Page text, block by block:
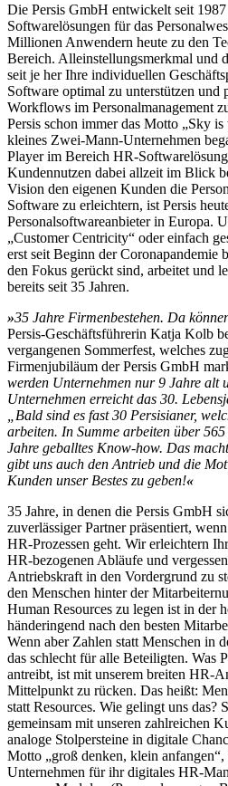
Die Persis GmbH entwickelt seit
Softwarelösungen für das
Millionen Anwendern heute zu den
Bereich. Alleinstellungsmerkmal und
seit je her Ihre individuellen
Software optimal zu unterstützen und
Workflows im Personalmanagement
Persis schon immer das Motto „Sky
kleines Zwei-Mann-Unternehmen
Player im Bereich HR-
Kundennutzen dabei allzeit im Blick
Vision den eigenen Kunden die
Software zu erleichtern, ist Persis
Personalsoftwareanbieter in Europa.
„Customer Centricity“ oder einfach
erst seit Beginn der Coronapandemie
den Fokus gerückt sind, arbeitet und
bereits seit 35 Jahren.
»35 Jahre Firmenbestehen. Da
Persis-Geschäftsführerin Katja Kolb
vergangenen Sommerfest, welches
Firmenjubiläum der Persis GmbH
werden Unternehmen nur 9 Jahre alt
Unternehmen erreicht das 30.
„Bald sind es fast 30 Persisianer,
arbeiten. In Summe arbeiten über
Jahre geballtes Know-how. Das
gibt uns auch den Antrieb und die
Kunden unser Bestes zu geben!«
35 Jahre, in denen die Persis GmbH
zuverlässiger Partner präsentiert,
HR-Prozessen geht. Wir erleichtern
HR-bezogenen Abläufe und
Antriebskraft in den Vordergrund zu
den Menschen hinter der
Human Resources zu legen ist in der
händeringend nach den besten
Wenn aber Zahlen statt Menschen in
das schlecht für alle Beteiligten. Was
antreibt, ist mit unserem breiten HR-
Mittelpunkt zu rücken. Das heißt:
statt Resources. Wie gelingt uns das?
gemeinsam mit unseren zahlreichen
analoge Stolpersteine in digitale
Motto „groß denken, klein anfangen“,
Unternehmen für ihr digitales HR-